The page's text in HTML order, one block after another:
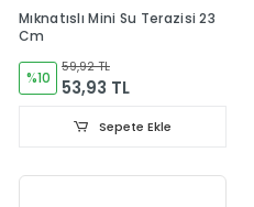
Mıknatıslı Mini Su Terazisi 23
Cm
%10
59,92 TL
53,93 TL
Sepete Ekle